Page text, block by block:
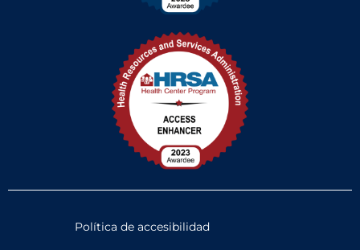
Política de accesibilidad